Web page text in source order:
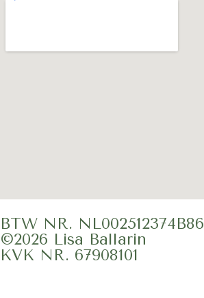
BTW NR. NL002512374B86
©2026 Lisa Ballarin
KVK NR. 67908101